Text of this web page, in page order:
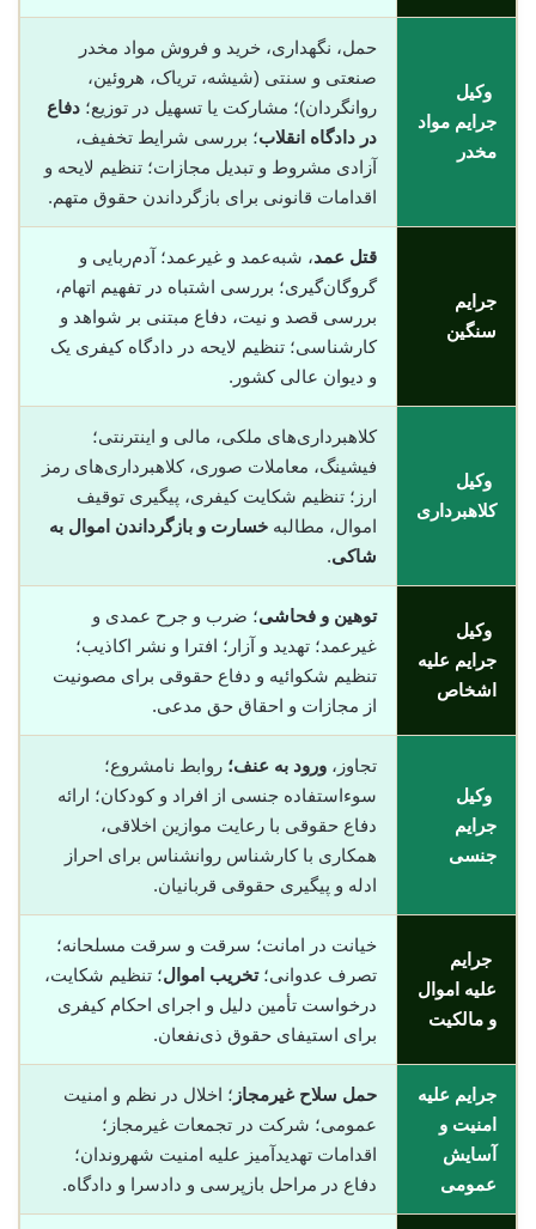
وکیل
جرایم مواد
مخدر
حمل، نگهداری، خرید و فروش مواد مخدر
صنعتی و سنتی (شیشه، تریاک، هروئین،
روانگردان)؛ مشارکت یا تسهیل در توزیع؛ دفاع
در دادگاه انقلاب؛ بررسی شرایط تخفیف،
آزادی مشروط و تبدیل مجازات؛ تنظیم لایحه و
اقدامات قانونی برای بازگرداندن حقوق متهم.
جرایم
سنگین
قتل عمد، شبه‌عمد و غیرعمد؛ آدم‌ربایی و
گروگان‌گیری؛ بررسی اشتباه در تفهیم اتهام،
بررسی قصد و نیت، دفاع مبتنی بر شواهد و
کارشناسی؛ تنظیم لایحه در دادگاه کیفری یک
و دیوان عالی کشور.
وکیل
کلاهبرداری
کلاهبرداری‌های ملکی، مالی و اینترنتی؛
فیشینگ، معاملات صوری، کلاهبرداری‌های رمز
ارز؛ تنظیم شکایت کیفری، پیگیری توقیف
اموال، مطالبه خسارت و بازگرداندن اموال به
شاکی.
وکیل
جرایم علیه
اشخاص
توهین و فحاشی؛ ضرب و جرح عمدی و
غیرعمد؛ تهدید و آزار؛ افترا و نشر اکاذیب؛
تنظیم شکوائیه و دفاع حقوقی برای مصونیت
از مجازات و احقاق حق مدعی.
وکیل
جرایم
جنسی
تجاوز، ورود به عنف؛ روابط نامشروع؛
سوءاستفاده جنسی از افراد و کودکان؛ ارائه
دفاع حقوقی با رعایت موازین اخلاقی،
همکاری با کارشناس روانشناس برای احراز
ادله و پیگیری حقوقی قربانیان.
جرایم
علیه اموال
و مالکیت
خیانت در امانت؛ سرقت و سرقت مسلحانه؛
تصرف عدوانی؛تخریب اموال؛ تنظیم شکایت،
درخواست تأمین دلیل و اجرای احکام کیفری
برای استیفای حقوق ذی‌نفعان.
جرایم علیه
امنیت و
آسایش
عمومی
حمل سلاح غیرمجاز ؛ اخلال در نظم و امنیت
عمومی؛ شرکت در تجمعات غیرمجاز؛
اقدامات تهدیدآمیز علیه امنیت شهروندان؛
دفاع در مراحل بازپرسی و دادسرا و دادگاه.